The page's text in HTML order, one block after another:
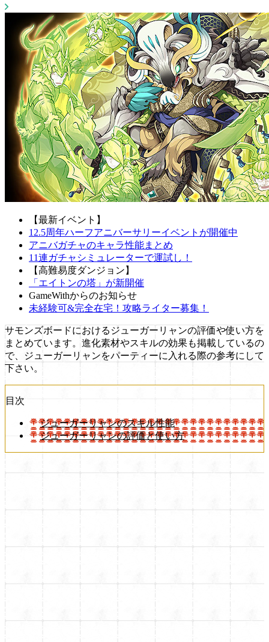
【最新イベント】
12.5周年ハーフアニバーサリーイベントが開催中
アニバガチャのキャラ性能まとめ
11連ガチャシミュレーターで運試し！
【高難易度ダンジョン】
「エイトンの塔」が新開催
GameWithからのお知らせ
未経験可&完全在宅！攻略ライター募集！
サモンズボードにおけるジューガーリャンの評価や使い方を
まとめています。進化素材やスキルの効果も掲載しているの
で、ジューガーリャンをパーティーに入れる際の参考にして
下さい。
目次
ジューガーリャンのスキル性能
ジューガーリャンの評価と使い方